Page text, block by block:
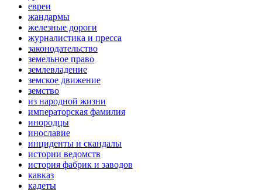
евреи
жандармы
железные дороги
журналистика и пресса
законодательство
земельное право
землевладение
земское движение
земство
из народной жизни
императорская фамилия
инородцы
инославие
инциденты и скандалы
истории ведомств
история фабрик и заводов
кавказ
кадеты